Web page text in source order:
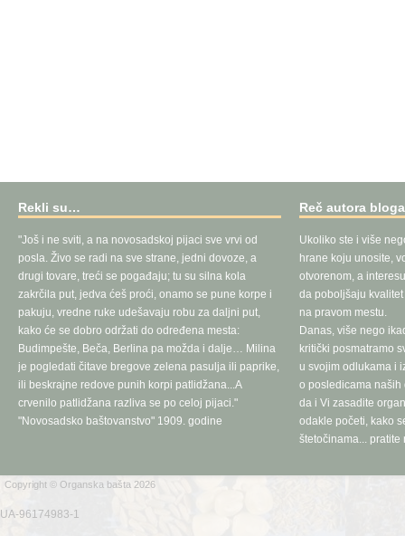
Rekli su…
"Još i ne sviti, a na novosadskoj pijaci sve vrvi od
posla. Živo se radi na sve strane, jedni dovoze, a
drugi tovare, treći se pogađaju; tu su silna kola
zakrčila put, jedva ćeš proći, onamo se pune korpe i
pakuju, vredne ruke udešavaju robu za daljni put,
kako će se dobro održati do određena mesta:
Budimpešte, Beča, Berlina pa možda i dalje… Milina
je pogledati čitave bregove zelena pasulja ili paprike,
ili beskrajne redove punih korpi patlidžana...A
crvenilo patlidžana razliva se po celoj pijaci."
"Novosadsko baštovanstvo" 1909. godine
Reč autora
Ukoliko ste i više
hrane koju unosite,
otvorenom, a
da poboljšaju
na pravom mestu.
Danas, više nego
kritički posmatramo
u svojim odlukama i
o posledicama naših
da i Vi zasadite
odakle početi, kako
štetočinama... pratite
Copyright © Organska bašta 2026
UA-96174983-1